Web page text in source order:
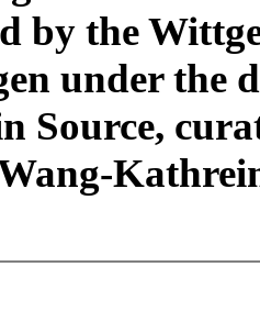
by the
under the
Source,